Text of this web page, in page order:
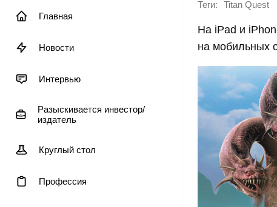
Главная
Новости
Интервью
Разыскивается инвестор/
издатель
Круглый стол
Профессия
Теги: Titan Quest
На iPad и
на мобильных